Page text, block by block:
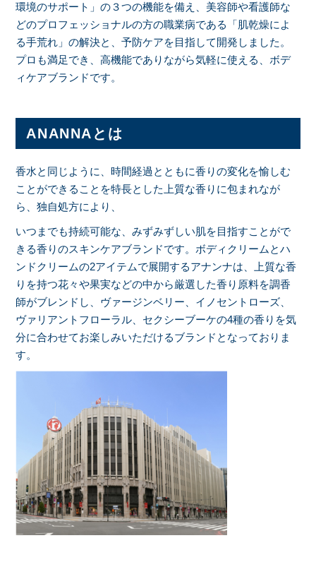
環境のサポート」の３つの機能を備え、美容師や看護師な
どのプロフェッショナルの方の職業病である「肌乾燥によ
る手荒れ」の解決と、予防ケアを目指して開発しました。
プロも満足でき、高機能でありながら気軽に使える、ボデ
ィケアブランドです。
ANANNAとは
香水と同じように、時間経過とともに香りの変化を愉しむ
ことができることを特長とした上質な香りに包まれなが
ら、独自処方により、
いつまでも持続可能な、みずみずしい肌を目指すことがで
きる香りのスキンケアブランドです。ボディクリームとハ
ンドクリームの2アイテムで展開するアナンナは、上質な香
りを持つ花々や果実などの中から厳選した香り原料を調香
師がブレンドし、ヴァージンベリー、イノセントローズ、
ヴァリアントフローラル、セクシーブーケの4種の香りを気
分に合わせてお楽しみいただけるブランドとなっておりま
す。